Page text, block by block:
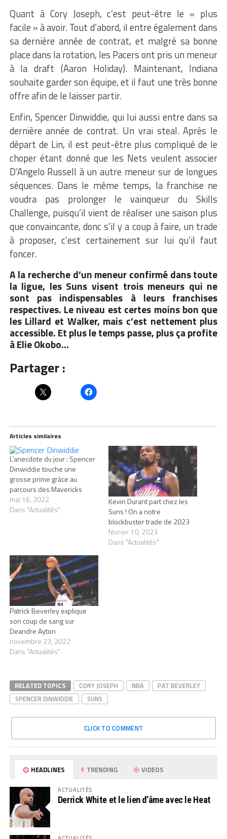
Quant à Cory Joseph, c’est peut-être le « plus
facile » à avoir. Tout d’abord, il entre également dans
sa dernière année de contrat, et malgré sa bonne
place dans la rotation, les Pacers ont pris un meneur
à la draft (Aaron Holiday). Maintenant, Indiana
souhaite garder son équipe, et il faut une très bonne
offre afin de le laisser partir.
Enfin, Spencer Dinwiddie, qui lui aussi entre dans sa
dernière année de contrat. Un vrai steal. Après le
départ de Lin, il est peut-être plus compliqué de le
choper étant donné que les Nets veulent associer
D’Angelo Russell à un autre meneur sur de longues
séquences. Dans le même temps, la franchise ne
voudra pas prolonger le vainqueur du Skills
Challenge, puisqu’il vient de réaliser une saison plus
que convaincante, donc s’il y a coup à faire, un trade
à proposer, c’est certainement sur lui qu’il faut
foncer.
A la recherche d’un meneur confirmé dans toute
la ligue, les Suns visent trois meneurs qui ne
sont pas indispensables à leurs franchises
respectives. Le niveau est certes moins bon que
les Lillard et Walker, mais c’est nettement plus
accessible. Et plus le temps passe, plus ça profite
à Elie Okobo…
Partager :
Articles similaires
L’anecdote du jour : Spencer
Dinwiddie touche une
grosse prime grâce au
parcours des Mavericks
mai 16, 2022
Dans "Actualités"
Kevin Durant part chez les
Suns ! On a notre
blockbuster trade de 2023
février 10, 2023
Dans "Actualités"
Patrick Beverley explique
son coup de sang sur
Deandre Ayton
novembre 23, 2022
Dans "Actualités"
RELATED TOPICS CORY JOSEPH NBA
PAT BEVERLEY
SPENCER DINWIDDIE
SUNS
CLICK TO COMMENT
HEADLINES TRENDING VIDEOS
ACTUALITÉS
Derrick White et le lien d’âme avec le Heat